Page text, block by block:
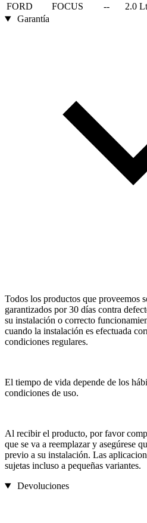
FORD
FOCUS -- 2.0
Garantía
Todos los productos que proveemos
garantizados por 30 días contra
su instalación o correcto
cuando la instalación es efectuada
condiciones regulares.
El tiempo de vida depende de los
condiciones de uso.
Al recibir el producto, por favor
que se va a reemplazar y asegúrese
previo a su instalación. Las
sujetas incluso a pequeñas variantes.
Devoluciones